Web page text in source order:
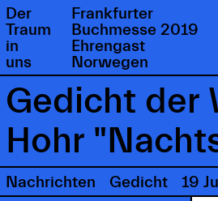
Der
Traum
in
uns
Frankfurter
Buchmesse 2019
Ehrengast
Norwegen
Gedicht der
Hohr
Nachrichten Gedicht 19